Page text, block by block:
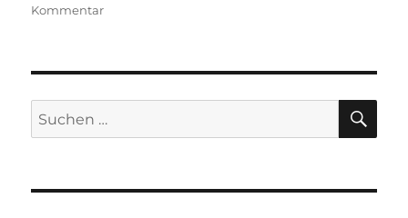
Kommentarzu
Suchen
nach: